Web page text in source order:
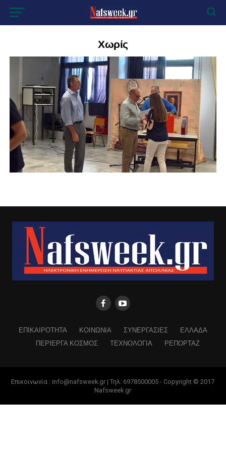
Χωρίς
ΕΠΙΚΑΙΡΟΤΗΤΑ ΚΟΙΝΩΝΙΑ ΣΥΝΕΡΓΑΣΙΕΣ
ΕΛΛΑΔΑ
ΠΕΡΙΕΡΓΑ ΚΟΣΜΟΣ
ΤΕΧΝΟΛΟΓΙΑ ΡΕΠΟΡΤΑΖ
Επικοινωνία : info@nafsweek.gr | Τηλ: 6978500005 - Copyright © 2017
Nafsweek.gr